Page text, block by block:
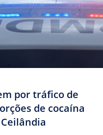
por tráfico de
de cocaína